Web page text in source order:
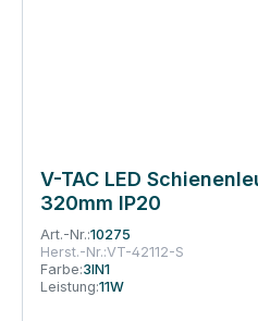
V-TAC LED
320mm IP20
Art.-Nr.:10275
Herst.-Nr.:VT-42112-S
Farbe:3IN1
Leistung:11W